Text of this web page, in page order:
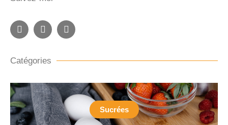
Catégories
Sucrées